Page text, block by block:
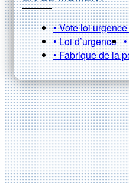
• Vote loi
• Loi d’urgence
• Fabrique de la